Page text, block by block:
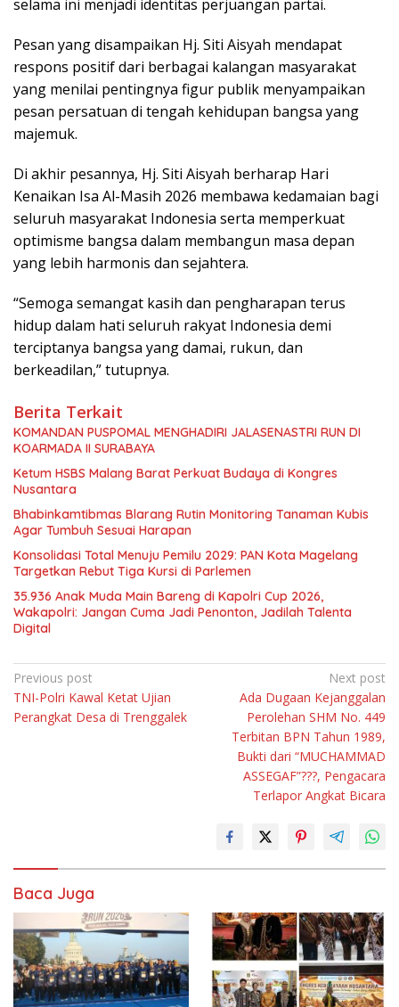
selama ini menjadi identitas perjuangan partai.
Pesan yang disampaikan Hj. Siti Aisyah mendapat
respons positif dari berbagai kalangan masyarakat
yang menilai pentingnya figur publik menyampaikan
pesan persatuan di tengah kehidupan bangsa yang
majemuk.
Di akhir pesannya, Hj. Siti Aisyah berharap Hari
Kenaikan Isa Al-Masih 2026 membawa kedamaian bagi
seluruh masyarakat Indonesia serta memperkuat
optimisme bangsa dalam membangun masa depan
yang lebih harmonis dan sejahtera.
“Semoga semangat kasih dan pengharapan terus
hidup dalam hati seluruh rakyat Indonesia demi
terciptanya bangsa yang damai, rukun, dan
berkeadilan,” tutupnya.
Berita Terkait
KOMANDAN PUSPOMAL MENGHADIRI JALASENASTRI RUN DI
KOARMADA II SURABAYA
Ketum HSBS Malang Barat Perkuat Budaya di Kongres
Nusantara
Bhabinkamtibmas Blarang Rutin Monitoring Tanaman Kubis
Agar Tumbuh Sesuai Harapan
Konsolidasi Total Menuju Pemilu 2029: PAN Kota Magelang
Targetkan Rebut Tiga Kursi di Parlemen
35.936 Anak Muda Main Bareng di Kapolri Cup 2026,
Wakapolri: Jangan Cuma Jadi Penonton, Jadilah Talenta
Digital
Navigasi
pos
Previous post
TNI-Polri Kawal Ketat Ujian
Perangkat Desa di Trenggalek
Next post
Ada Dugaan Kejanggalan
Perolehan SHM No. 449
Terbitan BPN Tahun 1989,
Bukti dari “MUCHAMMAD
ASSEGAF”???, Pengacara
Terlapor Angkat Bicara
Baca Juga